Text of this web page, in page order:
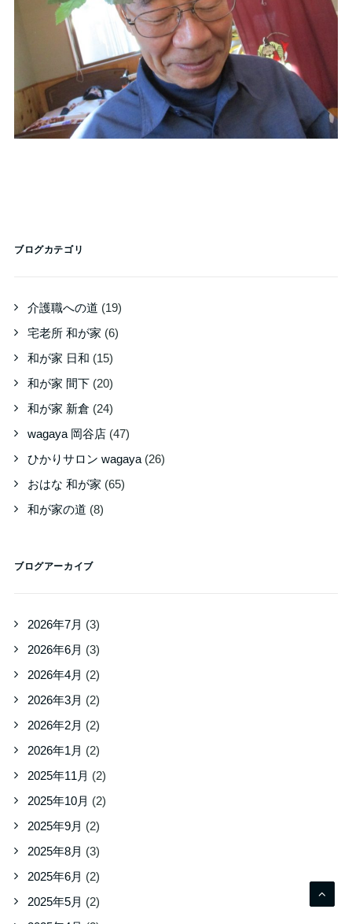
ブログカテゴリ
介護職への道 (19)
宅老所 和が家 (6)
和が家 日和 (15)
和が家 間下 (20)
和が家 新倉 (24)
wagaya 岡谷店 (47)
ひかりサロン wagaya (26)
おはな 和が家 (65)
和が家の道 (8)
ブログアーカイブ
2026年7月 (3)
2026年6月 (3)
2026年4月 (2)
2026年3月 (2)
2026年2月 (2)
2026年1月 (2)
2025年11月 (2)
2025年10月 (2)
2025年9月 (2)
2025年8月 (3)
2025年6月 (2)
2025年5月 (2)